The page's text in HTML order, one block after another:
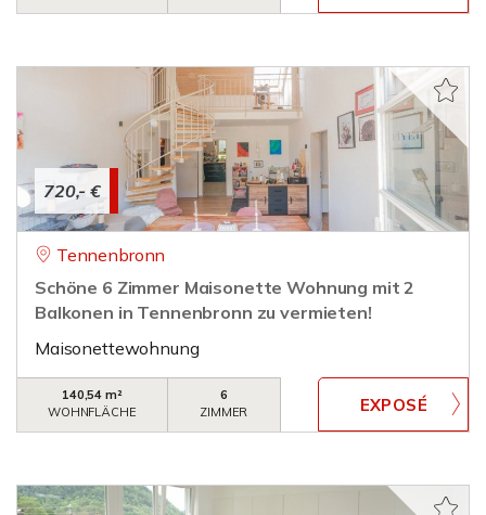
720,- €
Tennenbronn
Schöne 6 Zimmer Maisonette Wohnung mit 2
Balkonen in Tennenbronn zu vermieten!
Maisonettewohnung
140,54 m²
WOHNFLÄCHE
6
ZIMMER